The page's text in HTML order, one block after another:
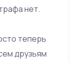
нет.
теперь
друзьям